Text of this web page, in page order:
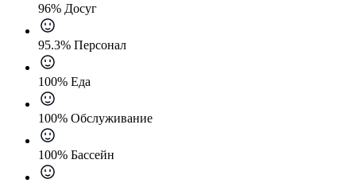
96% Досуг
95.3% Персонал
100% Еда
100% Обслуживание
100% Бассейн